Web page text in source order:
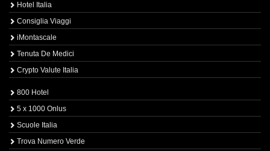
Hotel Italia
Consiglia Viaggi
iMontascale
Tenuta De Medici
Crypto Valute Italia
800 Hotel
5 x 1000 Onlus
Scuole Italia
Trova Numero Verde